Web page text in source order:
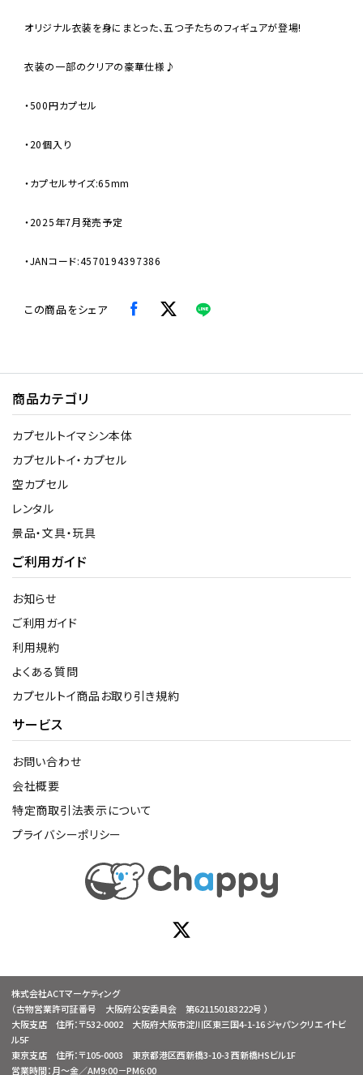
オリジナル衣装を身にまとった、五つ子たちのフィギュアが登場!
衣装の一部のクリアの豪華仕様♪
・500円カプセル
・20個入り
・カプセルサイズ:65mm
・2025年7月発売予定
・JANコード:4570194397386
この商品をシェア
商品カテゴリ
カプセルトイマシン本体
カプセルトイ・カプセル
空カプセル
レンタル
景品・文具・玩具
ご利用ガイド
お知らせ
ご利用ガイド
利用規約
よくある質問
カプセルトイ商品お取り引き規約
サービス
お問い合わせ
会社概要
特定商取引法表示について
プライバシーポリシー
株式会社ACTマーケティング
（古物営業許可証番号 大阪府公安委員会 第621150183222号 ）
大阪支店 住所：〒532-0002 大阪府大阪市淀川区東三国4-1-16 ジャパンクリエイトビ
ル5F
東京支店 住所：〒105-0003 東京都港区西新橋3-10-3 西新橋HSビル1F
営業時間：月～金／AM9:00－PM6:00